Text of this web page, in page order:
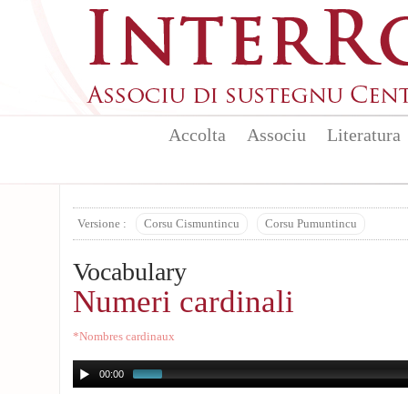
Accolta Associu Literatura
Versione : Corsu Cismuntincu Corsu Pumuntincu
Vocabulary
Numeri cardinali
*Nombres cardinaux
00:00